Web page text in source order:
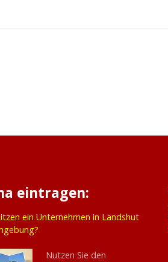
eintragen:
ein Unternehmen in Landshut
Nutzen Sie den